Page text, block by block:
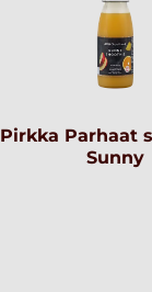
Pirkka Parhaat
Sunny